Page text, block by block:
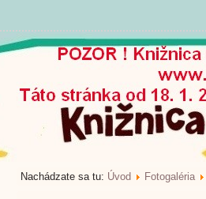
Nachádzate sa tu: Úvod Fotogaléria